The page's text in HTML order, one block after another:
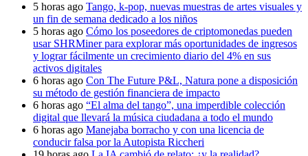
5 horas ago Tango, k-pop, nuevas muestras de artes visuales y
un fin de semana dedicado a los niños
5 horas ago Cómo los poseedores de criptomonedas pueden
usar SHRMiner para explorar más oportunidades de ingresos
y lograr fácilmente un crecimiento diario del 4% en sus
activos digitales
6 horas ago Con The Future P&L, Natura pone a disposición
su método de gestión financiera de impacto
6 horas ago “El alma del tango”, una imperdible colección
digital que llevará la música ciudadana a todo el mundo
6 horas ago Manejaba borracho y con una licencia de
conducir falsa por la Autopista Riccheri